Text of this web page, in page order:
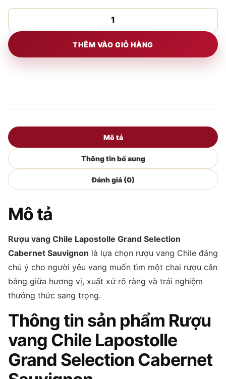
Rượu
vang
Chile
Lapostolle
lượng
THÊM VÀO GIỎ HÀNG
Mô tả
Thông tin bổ sung
Đánh giá (0)
Mô tả
Rượu vang Chile Lapostolle Grand Selection
Cabernet Sauvignon là lựa chọn rượu vang Chile đáng
chú ý cho người yêu vang muốn tìm một chai rượu cân
bằng giữa hương vị, xuất xứ rõ ràng và trải nghiệm
thưởng thức sang trọng.
Thông tin sản phẩm Rượu
vang Chile Lapostolle
Grand Selection Cabernet